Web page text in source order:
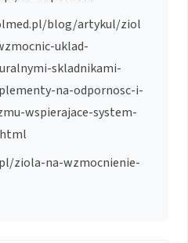
blog/artykul/ziol
uklad-
skladnikami-
na-odpornosc-i-
wspierajace-system-
ziola-na-wzmocnienie-